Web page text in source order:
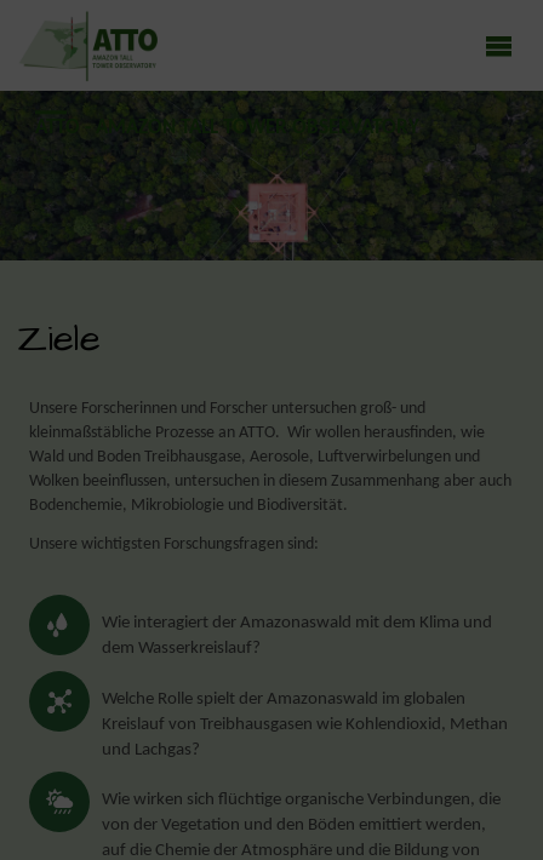
ATTO - AMAZON TALL TOWER OBSERVATORY
Ziele
Unsere Forscherinnen und Forscher untersuchen groß- und
kleinmaßstäbliche Prozesse an ATTO. Wir wollen herausfinden, wie
Wald und Boden Treibhausgase, Aerosole, Luftverwirbelungen und
Wolken beeinflussen, untersuchen in diesem Zusammenhang aber auch
Bodenchemie, Mikrobiologie und Biodiversität.
Unsere wichtigsten Forschungsfragen sind:
Wie interagiert der Amazonaswald mit dem Klima und
dem Wasserkreislauf?
Welche Rolle spielt der Amazonaswald im globalen
Kreislauf von Treibhausgasen wie Kohlendioxid, Methan
und Lachgas?
Wie wirken sich flüchtige organische Verbindungen, die
von der Vegetation und den Böden emittiert werden,
auf die Chemie der Atmosphäre und die Bildung von